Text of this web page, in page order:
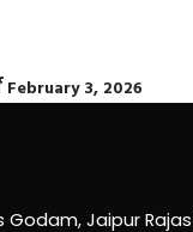
February 3, 2026
Godam, Jaipur